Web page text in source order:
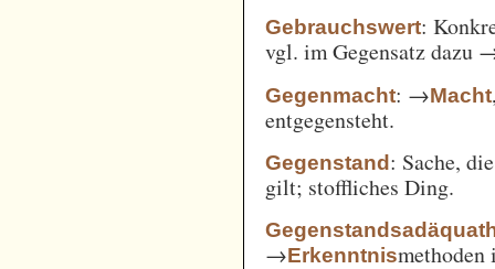
Gebrauchswert:
vgl. im Gegensatz dazu
Gegenmacht: →Macht
entgegensteht.
Gegenstand: Sache,
gilt; stoffliches Ding.
→Erkenntnismethoden